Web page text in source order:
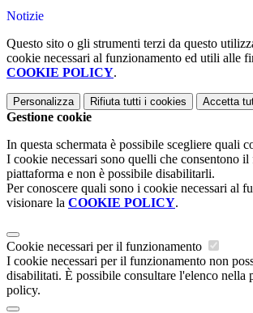
Notizie
Questo sito o gli strumenti terzi da questo
cookie necessari al funzionamento ed utili alle
COOKIE POLICY.
Personalizza Rifiuta tutti i cookies Accetta
Gestione cookie
In questa schermata è possibile scegliere quali
I cookie necessari sono quelli che consentono
piattaforma e non è possibile disabilitarli.
Per conoscere quali sono i cookie necessari al
visionare la COOKIE POLICY.
Cookie necessari per il funzionamento
I cookie necessari per il funzionamento non
disabilitati. È possibile consultare l'elenco nella
policy.